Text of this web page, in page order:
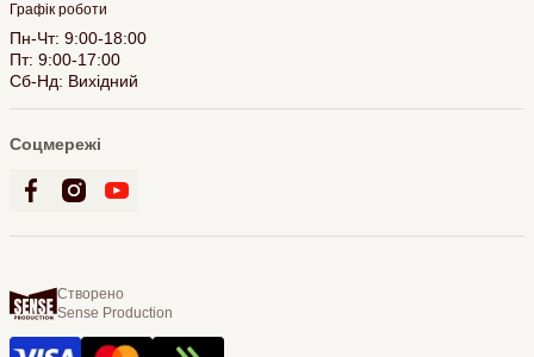
Графік роботи
Пн-Чт: 9:00-18:00
Пт: 9:00-17:00
Сб-Нд: Вихідний
Соцмережі
Створено
Sense Production